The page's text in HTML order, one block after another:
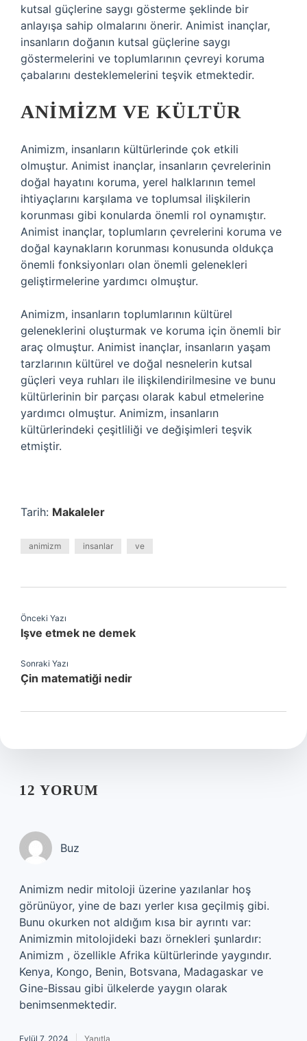
kutsal güçlerine saygı gösterme şeklinde bir
anlayışa sahip olmalarını önerir. Animist inançlar,
insanların doğanın kutsal güçlerine saygı
göstermelerini ve toplumlarının çevreyi koruma
çabalarını desteklemelerini teşvik etmektedir.
ANIMIZM VE KÜLTÜR
Animizm, insanların kültürlerinde çok etkili
olmuştur. Animist inançlar, insanların çevrelerinin
doğal hayatını koruma, yerel halklarının temel
ihtiyaçlarını karşılama ve toplumsal ilişkilerin
korunması gibi konularda önemli rol oynamıştır.
Animist inançlar, toplumların çevrelerini koruma ve
doğal kaynakların korunması konusunda oldukça
önemli fonksiyonları olan önemli gelenekleri
geliştirmelerine yardımcı olmuştur.
Animizm, insanların toplumlarının kültürel
geleneklerini oluşturmak ve koruma için önemli bir
araç olmuştur. Animist inançlar, insanların yaşam
tarzlarının kültürel ve doğal nesnelerin kutsal
güçleri veya ruhları ile ilişkilendirilmesine ve bunu
kültürlerinin bir parçası olarak kabul etmelerine
yardımcı olmuştur. Animizm, insanların
kültürlerindeki çeşitliliği ve değişimleri teşvik
etmiştir.
Tarih: Makaleler
animizm insanlar ve
Önceki Yazı
Işve etmek ne demek
Sonraki Yazı
Çin matematiği nedir
12 YORUM
Buz
Animizm nedir mitoloji üzerine yazılanlar hoş
görünüyor, yine de bazı yerler kısa geçilmiş gibi.
Bunu okurken not aldığım kısa bir ayrıntı var:
Animizmin mitolojideki bazı örnekleri şunlardır:
Animizm , özellikle Afrika kültürlerinde yaygındır.
Kenya, Kongo, Benin, Botsvana, Madagaskar ve
Gine-Bissau gibi ülkelerde yaygın olarak
benimsenmektedir.
Eylül 7, 2024 Yanıtla